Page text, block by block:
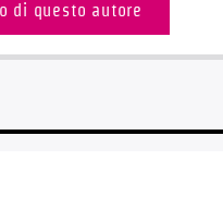
di questo autore